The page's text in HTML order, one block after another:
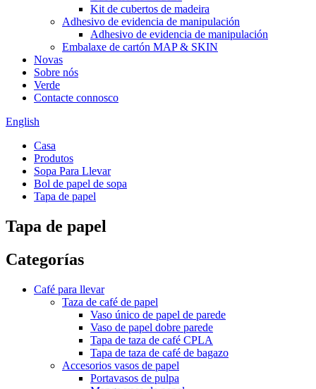
Kit de cubertos de madeira
Adhesivo de evidencia de manipulación
Adhesivo de evidencia de manipulación
Embalaxe de cartón MAP & SKIN
Novas
Sobre nós
Verde
Contacte connosco
English
Casa
Produtos
Sopa Para Llevar
Bol de papel de sopa
Tapa de papel
Tapa de papel
Categorías
Café para llevar
Taza de café de papel
Vaso único de papel de parede
Vaso de papel dobre parede
Tapa de taza de café CPLA
Tapa de taza de café de bagazo
Accesorios vasos de papel
Portavasos de pulpa